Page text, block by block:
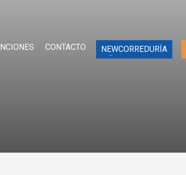
CONTACTO NEWCORREDURÍA